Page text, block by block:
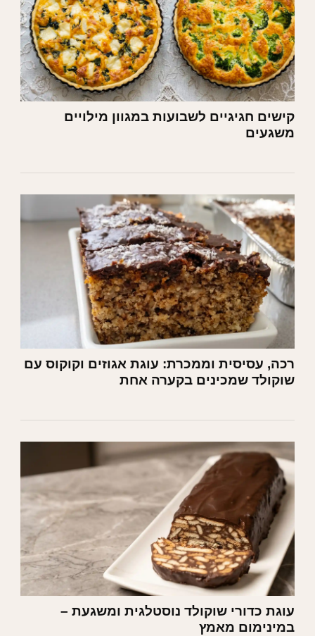
קישים חגיגיים לשבועות במגוון מילויים
משגעים
רכה, עסיסית וממכרת: עוגת אגוזים וקוקוס עם
שוקולד שמכינים בקערה אחת
עוגת כדורי שוקולד נוסטלגית ומשגעת –
במינימום מאמץ